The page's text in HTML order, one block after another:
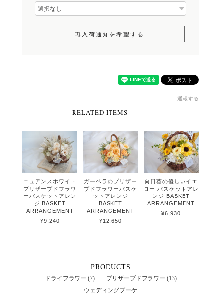
再入荷通知を希望する
通報する
RELATED ITEMS
ニュアンスホワイト
プリザーブドフラワ
ーバスケットアレン
ジ BASKET
ARRANGEMENT
¥9,240
ガーベラのプリザー
ブドフラワーバスケ
ットアレンジ
BASKET
ARRANGEMENT
¥12,650
向日葵の優しいイエ
ロー バスケットアレ
ンジ BASKET
ARRANGEMENT
¥6,930
PRODUCTS
ドライフラワー (7)
プリザーブドフラワー (13)
ウェディングブーケ